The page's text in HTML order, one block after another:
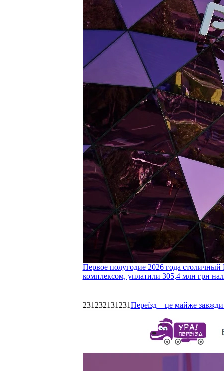
Первое полугодие 2026 года
комплексом, уплатили 305,4 млн грн
231232131231Переїзд – це майже